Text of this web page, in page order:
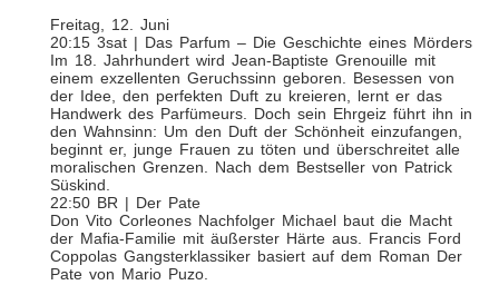
Freitag, 12. Juni
20:15 3sat | Das Parfum – Die Geschichte eines Mörders
Im 18. Jahrhundert wird Jean-Baptiste Grenouille mit
einem exzellenten Geruchssinn geboren. Besessen von
der Idee, den perfekten Duft zu kreieren, lernt er das
Handwerk des Parfümeurs. Doch sein Ehrgeiz führt ihn in
den Wahnsinn: Um den Duft der Schönheit einzufangen,
beginnt er, junge Frauen zu töten und überschreitet alle
moralischen Grenzen. Nach dem Bestseller von Patrick
Süskind.
22:50 BR | Der Pate
Don Vito Corleones Nachfolger Michael baut die Macht
der Mafia-Familie mit äußerster Härte aus. Francis Ford
Coppolas Gangsterklassiker basiert auf dem Roman Der
Pate von Mario Puzo.